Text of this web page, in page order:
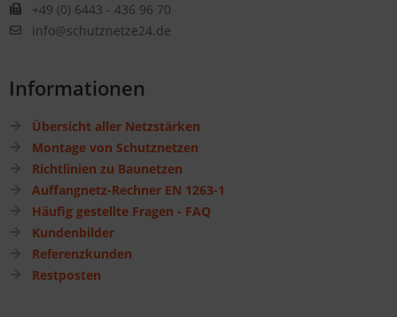
+49 (0) 6443 - 436 96 70
info@schutznetze24.de
Informationen
Übersicht aller Netzstärken
Montage von Schutznetzen
Richtlinien zu Baunetzen
Auffangnetz-Rechner EN 1263-1
Häufig gestellte Fragen - FAQ
Kundenbilder
Referenzkunden
Restposten